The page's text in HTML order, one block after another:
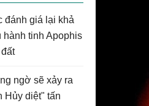
đánh giá lại khả
hành tinh Apophis
ngờ sẽ xảy ra
Hủy diệt" tấn